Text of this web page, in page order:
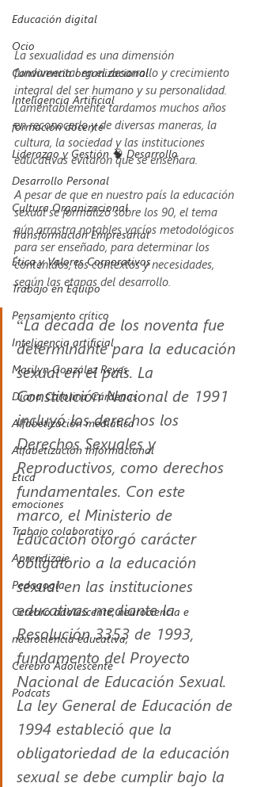
Educación digital
Ocio
Convivencia organizacional
Inteligencia Artificial
formación docente
Liderazgo y Gestión 🧠 Desarrollo
Desarrollo Personal
Cultura Organizacional
Transformación Empresarial
Ética y Valores Corporativos
Trabajo en Equipo
Pensamiento crítico
Inteligencia artificial
Marilyn González Reyes
Diana Carolina Cárdenas
Alfabetización mediática
Alfabetización Informacional
Ética
emociones
Trabajo colaborativo
Aprendizaje
Pedagogía
Cerebro adolescente, neurociencia e
neurociencia educativa,
Cerebro Adolescente
Podcats
La sexualidad es una dimensión
fundamental en el desarrollo y crecimiento
integral del ser humano y su personalidad.
Lamentablemente tardamos muchos años
en reconocerlo y de diversas maneras, la
cultura, la sociedad y las instituciones
educativas evitaron que se enseñara.
A pesar de que en nuestro país la educación
sexual se formalizó sobre los 90, el tema
aún arrastra notables vacíos metodológicos
para ser enseñado, para determinar los
contenidos, los contextos y necesidades,
según las etapas del desarrollo.
“La década de los noventa fue
determinante para la educación
sexual en el país. La
Constitución Nacional de 1991
incluyó los derechos los
Derechos Sexuales y
Reproductivos, como derechos
fundamentales. Con este
marco, el Ministerio de
Educación otorgó carácter
obligatorio a la educación
sexual en las instituciones
educativas mediante la
Resolución 3353 de 1993,
fundamento del Proyecto
Nacional de Educación Sexual.
La ley General de Educación de
1994 estableció que la
obligatoriedad de la educación
sexual se debe cumplir bajo la